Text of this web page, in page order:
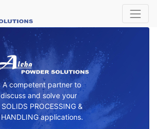
A competent partner to
discuss and solve your
SOLIDS PROCESSING &
HANDLING applications.